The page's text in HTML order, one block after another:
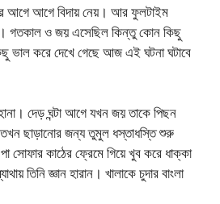
আগে আগে বিদায় নেয়। আর ফুলটাইম
গতকাল ও জয় এসেছিল কিন্তু কোন কিছু
ভাল করে দেখে গেছে আজ এই ঘটনা ঘটাবে
দেড় ঘন্টা আগে যখন জয় তাকে পিছন
ছাড়ানোর জন্য তুমুল ধস্তাধস্তি শুরু
সোফার কাঠের ফ্রেমে গিয়ে খুব করে ধাক্কা
তিনি জ্ঞান হারান। খালাকে চুদার বাংলা